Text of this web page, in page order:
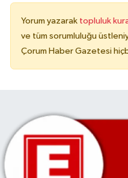
Yorum yazarak topluluk
ve tüm sorumluluğu
Çorum Haber Gazetesi